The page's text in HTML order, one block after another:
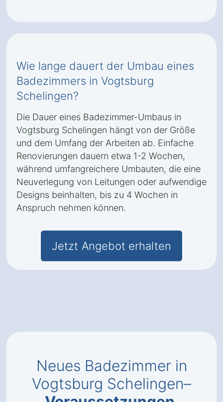
Wie lange dauert der Umbau eines
Badezimmers in Vogtsburg
Schelingen?
Die Dauer eines Badezimmer-Umbaus in
Vogtsburg Schelingen hängt von der Größe
und dem Umfang der Arbeiten ab. Einfache
Renovierungen dauern etwa 1-2 Wochen,
während umfangreichere Umbauten, die eine
Neuverlegung von Leitungen oder aufwendige
Designs beinhalten, bis zu 4 Wochen in
Anspruch nehmen können.
Jetzt Angebot erhalten
Neues Badezimmer in
Vogtsburg Schelingen–